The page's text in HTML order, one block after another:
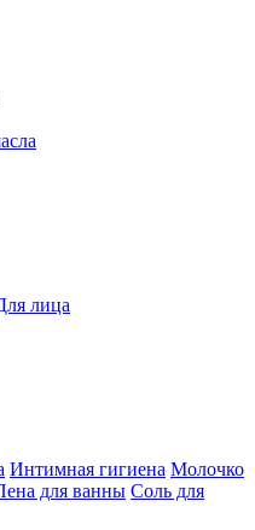
лица
Интимная гигиена Молочко
для ванны Соль для